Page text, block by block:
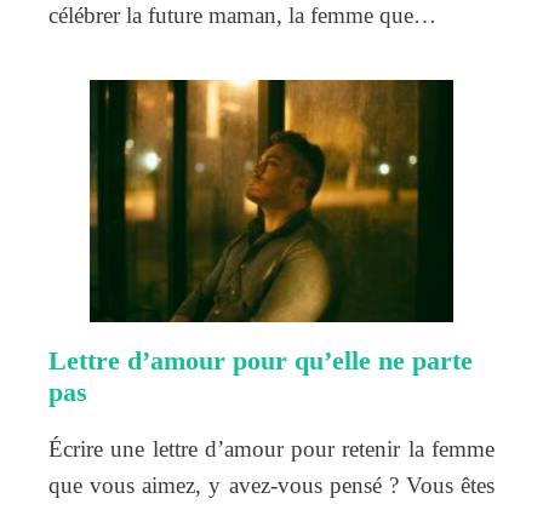
célébrer la future maman, la femme que…
Lettre d’amour pour qu’elle ne parte
pas
Écrire une lettre d’amour pour retenir la femme
que vous aimez, y avez-vous pensé ? Vous êtes